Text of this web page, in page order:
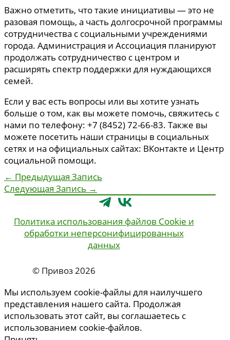
Важно отметить, что такие инициативы — это не
разовая помощь, а часть долгосрочной программы
сотрудничества с социальными учреждениями
города. Администрация и Ассоциация планируют
продолжать сотрудничество с центром и
расширять спектр поддержки для нуждающихся
семей.
Если у вас есть вопросы или вы хотите узнать
больше о том, как вы можете помочь, свяжитесь с
нами по телефону: +7 (8452) 72-66-83. Также вы
можете посетить наши страницы в социальных
сетях и на официальных сайтах: ВКонтакте и Центр
социальной помощи.
← Предыдущая Запись
Следующая Запись →
Политика использования файлов Cookie и
обработки неперсонифицированных
данных
© Привоз 2026
Мы используем cookie-файлы для наилучшего
представления нашего сайта. Продолжая
использовать этот сайт, вы соглашаетесь с
использованием cookie-файлов.